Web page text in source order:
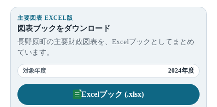
主要図表 EXCEL版
図表ブックをダウンロード
長野原町の主要財政図表を、Excelブックとしてまとめ
ています。
対象年度 2024年度
Excelブック (.xlsx)